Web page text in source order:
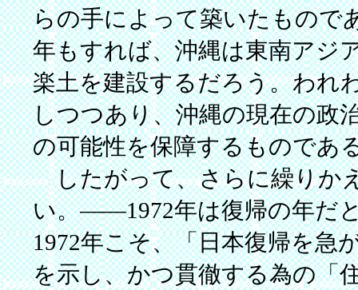
らの手によって築いたもので
年もすれば、沖縄は東南アジ
楽土を建設するだろう。われ
しつつあり、沖縄の現在の政
の可能性を保障するものであ
したがって、さらに繰りか
い。――1972年は復帰の年だ
1972年こそ、「日本復帰を急
を示し、かつ貫徹する為の「